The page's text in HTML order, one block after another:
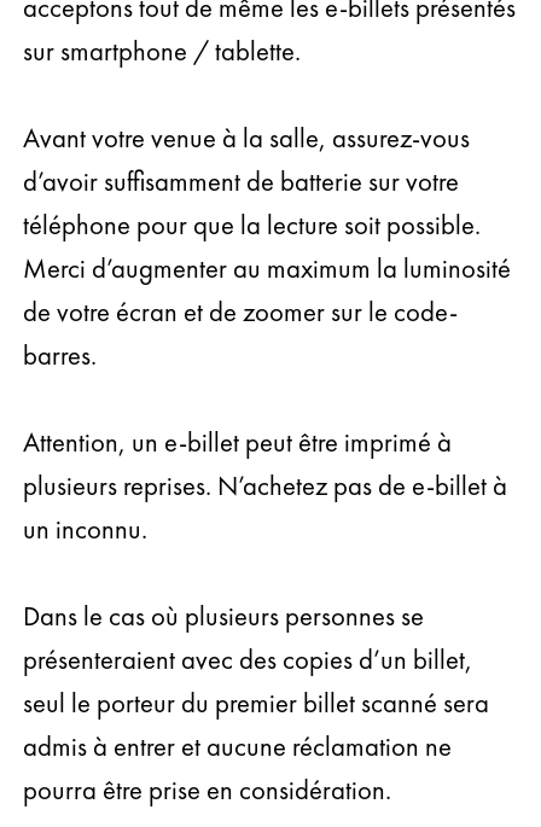
acceptons tout de même les e-billets présentés
sur smartphone / tablette.
Avant votre venue à la salle, assurez-vous
d’avoir suffisamment de batterie sur votre
téléphone pour que la lecture soit possible.
Merci d’augmenter au maximum la luminosité
de votre écran et de zoomer sur le code-
barres.
Attention, un e-billet peut être imprimé à
plusieurs reprises. N’achetez pas de e-billet à
un inconnu.
Dans le cas où plusieurs personnes se
présenteraient avec des copies d’un billet,
seul le porteur du premier billet scanné sera
admis à entrer et aucune réclamation ne
pourra être prise en considération.